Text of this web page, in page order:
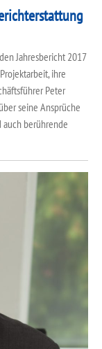
Jahresbericht 2017
ihre
Peter
seine Ansprüche
berührende